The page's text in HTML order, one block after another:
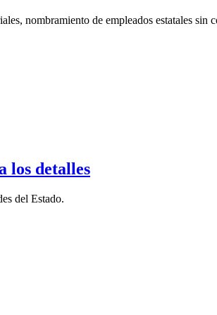
nombramiento de empleados estatales sin
los detalles
del Estado.